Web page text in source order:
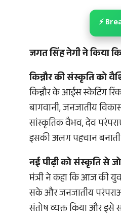
⚡
जगत सिंह नेगी ने किया
किन्नौर की संस्कृति को
किन्नौर के आईस स्केटिंग
बागवानी, जनजातीय
सांस्कृतिक वैभव, देव
इसकी अलग पहचान बनाती
नई पीढ़ी को संस्कृति से
मंत्री ने कहा कि आज की
सके और जनजातीय
संतोष व्यक्त किया और इसे